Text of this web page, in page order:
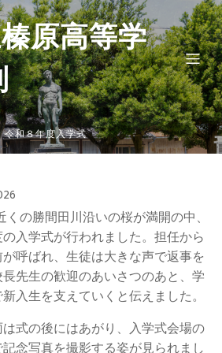
原高等学
令和８年度入学式
の勝間田川沿いの桜が満開の中、
入学式が行われました。担任から
呼ばれ、生徒は大きな声で返事を
先生の歓迎のあいさつのあと、学
入生を支えていくと伝えました。
式の後にはあがり、入学式会場の
念写真を撮影する姿が見られまし